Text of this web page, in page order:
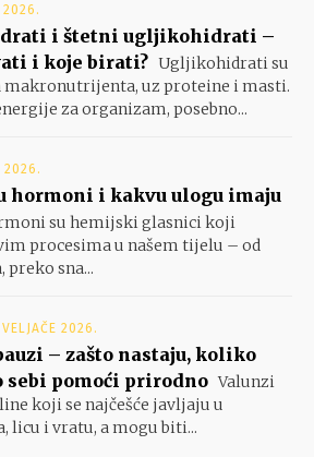
2026.
i štetni ugljikohidrati –
i koje birati? Ugljikohidrati su
makronutrijenta, uz proteine i masti.
za organizam, posebno...
2026.
hormoni i kakvu ulogu imaju
su hemijski glasnici koji
procesima u našem tijelu – od
sna...
2026.
– zašto nastaju, koliko
sebi pomoći prirodno Valunzi
koji se najčešće javljaju u
licu i vratu, a mogu biti...